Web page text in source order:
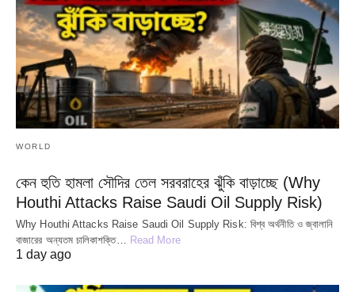
WORLD
কেন হুতি হামলা সৌদির তেল সরবরাহের ঝুঁকি বাড়াচ্ছে (Why
Houthi Attacks Raise Saudi Oil Supply Risk)
Why Houthi Attacks Raise Saudi Oil Supply Risk: বিশ্ব অর্থনীতি ও জ্বালানি
বাজারের অন্যতম চালিকাশক্তি…
Read More
1 day ago